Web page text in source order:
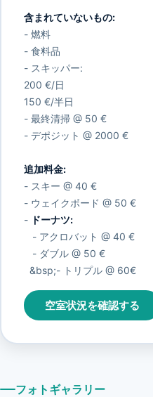
含まれていないもの:
- 燃料
- 食料品
- スキッパー:
200 €/日
150 €/半日
- 最終清掃 @ 50 €
- デポジット @ 2000 €
追加料金:
- スキー @ 40 €
- ウェイクボード @ 50 €
- ドーナツ:
- アクロバット @ 40 €
- ダブル @ 50 €
&bsp;- トリプル @ 60€
空室状況を確認する
フォトギャラリー